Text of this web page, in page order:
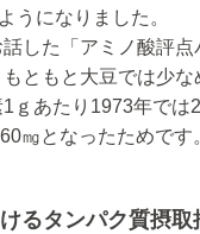
うになりました。
した「アミノ酸評
ともと大豆では少な
ｇあたり1973年では
㎎となったためです
るタンパク質摂取